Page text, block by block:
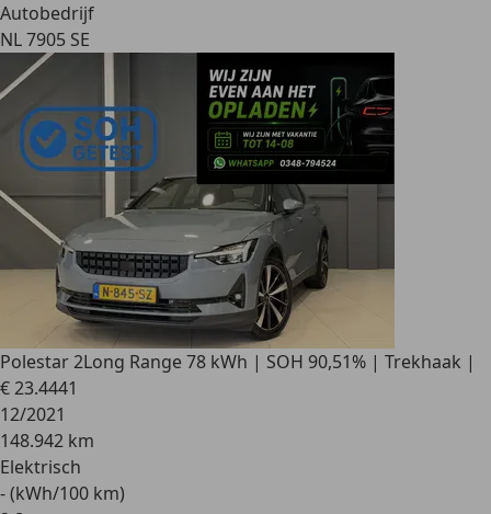
Autobedrijf
NL 7905 SE
Polestar 2Long Range 78 kWh | SOH 90,51% | Trekhaak |
€ 23.4441
12/2021
148.942 km
Elektrisch
- (kWh/100 km)